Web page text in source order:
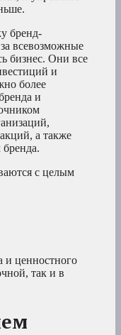
бренд-
всевозможные
бизнес. Они все
и
более
и
а также
с целым
ценностного
так и в